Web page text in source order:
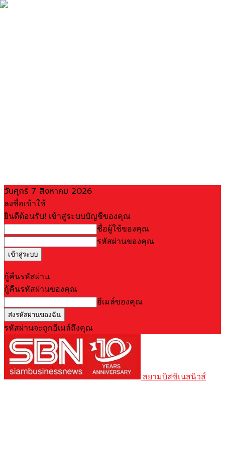
วันศุกร์ 7 สิงหาคม 2026
ลงชื่อเข้าใช้
ยินดีต้อนรับ! เข้าสู่ระบบบัญชีของคุณ
ชื่อผู้ใช้ของคุณ
รหัสผ่านของคุณ
กู้คืนรหัสผ่าน
กู้คืนรหัสผ่านของคุณ
อีเมล์ของคุณ
รหัสผ่านจะถูกอีเมล์ถึงคุณ
สยามบิสซิเนสนิวส์